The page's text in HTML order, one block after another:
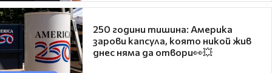
250 години тишина: Америка
зарови капсула, която никой жив
днес няма да отвори👀💥